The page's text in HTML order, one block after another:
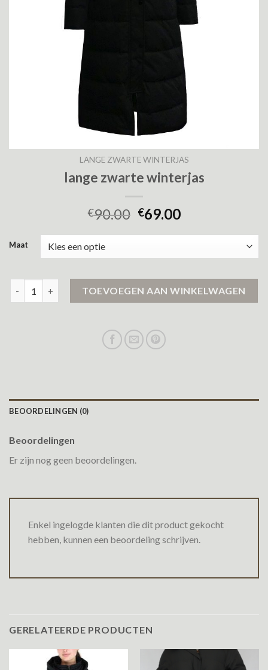
LANGE ZWARTE WINTERJAS
lange zwarte winterjas
€90.00 €69.00
Maat
TOEVOEGEN AAN WINKELWAGEN
BEOORDELINGEN (0)
Beoordelingen
Er zijn nog geen beoordelingen.
Enkel ingelogde klanten die dit product gekocht
hebben, kunnen een beoordeling schrijven.
GERELATEERDE PRODUCTEN